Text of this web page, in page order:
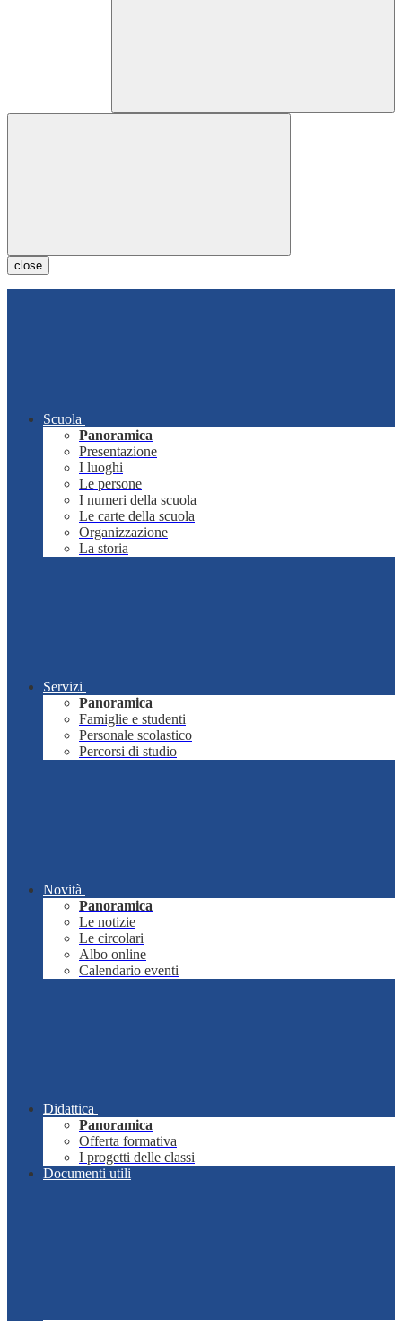
close
Scuola
Panoramica
Presentazione
I luoghi
Le persone
I numeri della scuola
Le carte della scuola
Organizzazione
La storia
Servizi
Panoramica
Famiglie e studenti
Personale scolastico
Percorsi di studio
Novità
Panoramica
Le notizie
Le circolari
Albo online
Calendario eventi
Didattica
Panoramica
Offerta formativa
I progetti delle classi
Documenti utili